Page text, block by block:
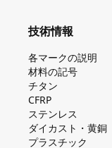
技術情報
各マークの説明
材料の記号
チタン
CFRP
ステンレス
ダイカスト・⻩銅
プラスチック